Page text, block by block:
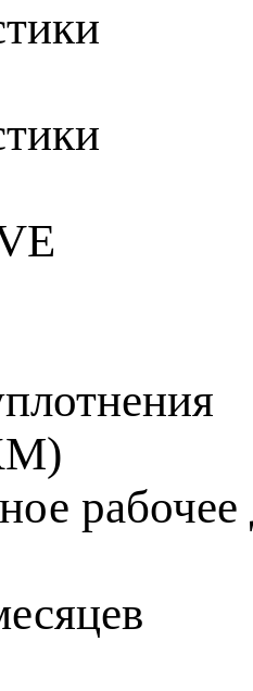
рабочее